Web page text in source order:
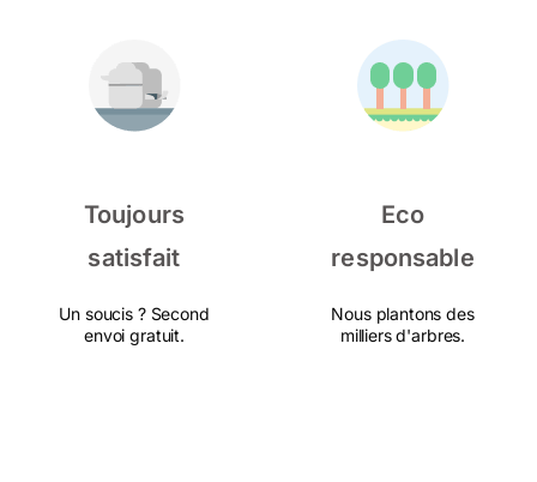
Toujours
satisfait
Un soucis ? Second
envoi gratuit.
Eco
responsable
Nous plantons des
milliers d'arbres.